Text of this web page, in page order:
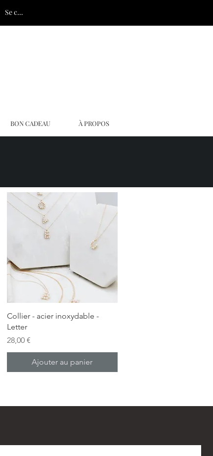
Se connecter
BON CADEAU À PROPOS
Aperçu rapide
Collier - acier inoxydable -
Letter
Prix
28,00 €
Ajouter au panier